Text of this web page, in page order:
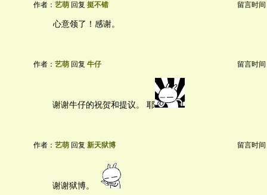
作者： 艺萌 回复 挺不错 留言时间
心意领了！感谢。
作者： 艺萌 回复 牛仔 留言时间
谢谢牛仔的祝贺和提议。 耶
作者： 艺萌 回复 新天狱博 留言时间
谢谢狱博。